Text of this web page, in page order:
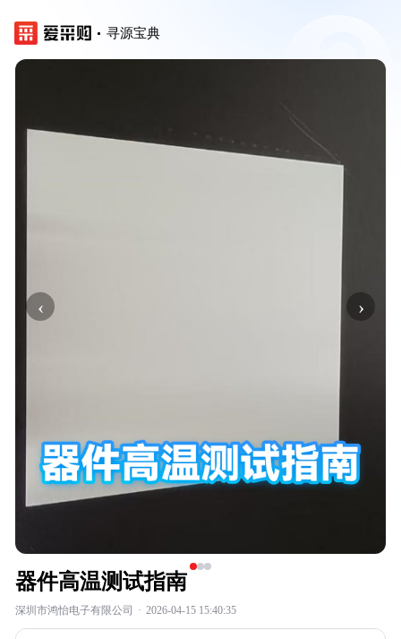
寻源宝典
‹ ›
器件高温测试指南
深圳市鸿怡电子有限公司 · 2026-04-15 15:40:35